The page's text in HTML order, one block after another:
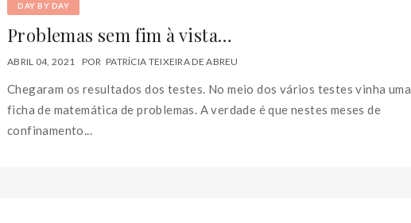
DAY BY DAY
Problemas sem fim à vista…
ABRIL 04, 2021 POR PATRÍCIA TEIXEIRA DE ABREU
Chegaram os resultados dos testes. No meio dos vários testes vinha uma
ficha de matemática de problemas. A verdade é que nestes meses de
confinamento...